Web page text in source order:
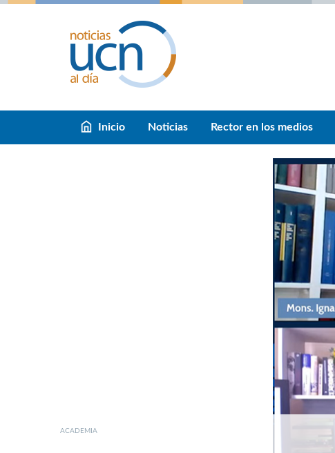
Inicio Noticias Rector en los medios
ACADEMIA